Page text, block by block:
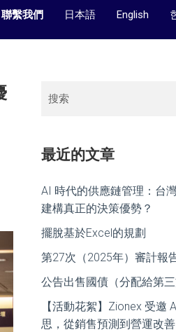
聯繫我們 日本語 English
最近的文章
AI 時代的供應鏈管理：台
建構真正的決策優勢？
擺脫基於Excel的規劃
第27次（2025年）審計報
公告出售國債（分配給第三
【活動花絮】Zionex 受邀
思，從銷售預測到營運改善